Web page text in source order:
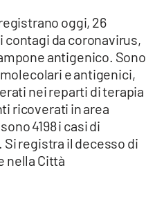
oggi, 26
da coronavirus,
antigenico. Sono
e antigenici,
nei reparti di terapia
ricoverati in area
4198 i casi di
registra il decesso di
nella Città